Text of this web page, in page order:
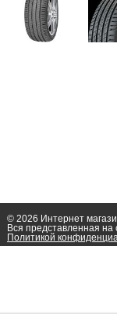
© 2026 Интернет
Вся представленная
Политикой